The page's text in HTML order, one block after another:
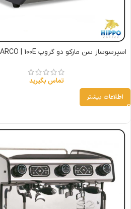
اسپرسوساز سن مارکو دو گروپ 100E SANMARCO | 100E
تماس بگیرید
اطلاعات بیشتر